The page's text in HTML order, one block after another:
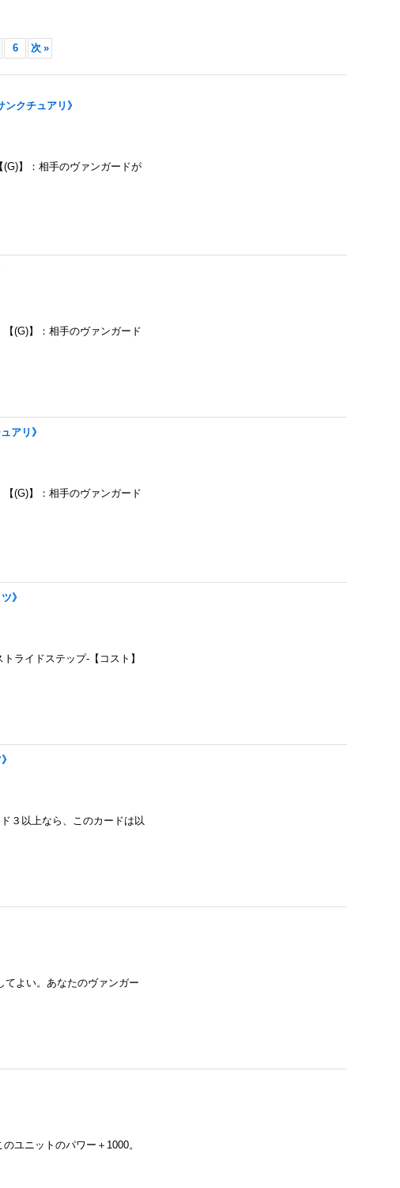
6 次 »
クチュアリ》
(G)】：相手のヴァンガードが
(G)】：相手のヴァンガード
アリ》
(G)】：相手のヴァンガード
》
ライドステップ-【コスト】
３以上なら、このカードは以
よい。あなたのヴァンガー
ユニットのパワー＋1000。